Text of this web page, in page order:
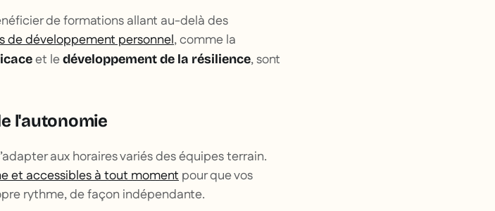
de formations allant au-delà des
de développement personnel, comme la
et ledéveloppement de la résilience, sont
l'autonomie
aux horaires variés des équipes terrain.
et accessibles à tout momentpour que vos
rythme, de façon indépendante.